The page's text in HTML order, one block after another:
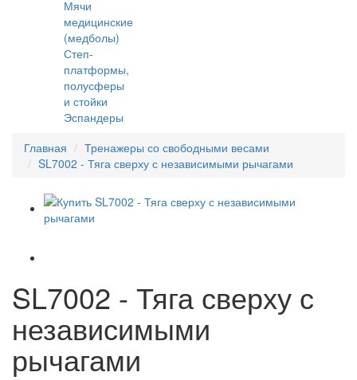
Мячи
медицинские
(медболы)
Степ-
платформы,
полусферы
и стойки
Эспандеры
Главная
Тренажеры со свободными весами
SL7002 - Тяга сверху с независимыми рычагами
SL7002 - Тяга сверху с
независимыми
рычагами